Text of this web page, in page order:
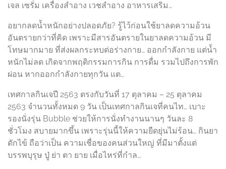
เจล เซรั่ม เครื่องสำอาง เวชสำอาง อาหารเสริม…
อยากลดน้ำหนักอย่างปลอดภัย? รู้ไว้ก่อนใช้ยาลดความอ้วน
อันตรายกว่าที่คิด เพราะมีสารอันตรายในยาลดความอ้วน มี
โทษมากมาย ที่ส่งผลกระทบต่อร่างกาย… ออกกำลังกาย แต่น้ำ
หนักไม่ลด เกิดจากพฤติกรรมการกิน การดื่ม รวมไปถึงการพัก
ผ่อน หากออกกำลังกายทุกวัน แต…
เทศกาลกินเจปี 2563 ตรงกับวันที่ 17 ตุลาคม – 25 ตุลาคม
2563 จำนวนทั้งหมด 9 วัน เป็นเทศกาลกินเจที่คนไท… เบาะ
รองนั่งรุ่น Bubble ช่วยให้การนั่งทำงานนานๆ วันละ 8
ชั่วโมง สบายมากขึ้น เพราะรุ่นนี้ให้ความยืดยุ่นไม่ร้อน… กินยา
ดักไข้ ถือว่าเป็น ความเชื่อของคนส่วนใหญ่ ที่มีมาตั้งแต่
บรรพบุรุษ ปู่ ย่า ตา ยาย เมื่อไหร่ที่กำล…